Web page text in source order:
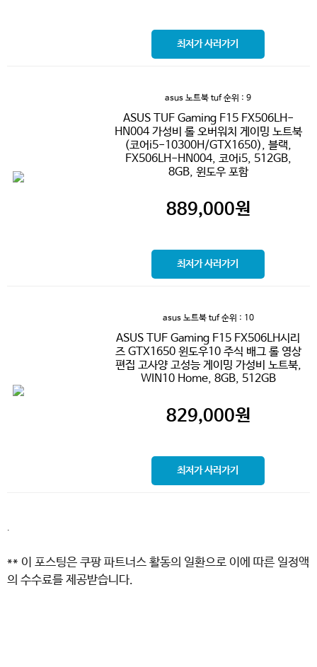
최저가 사러가기
asus 노트북 tuf순위 : 9
ASUS TUF Gaming F15 FX506LH-
HN004 가성비 롤 오버워치 게이밍 노트북
(코어i5-10300H/GTX1650), 블랙,
FX506LH-HN004, 코어i5, 512GB,
8GB, 윈도우 포함
889,000원
최저가 사러가기
asus 노트북 tuf순위 : 10
ASUS TUF Gaming F15 FX506LH시리
즈 GTX1650 윈도우10 주식 배그 롤 영상
편집 고사양 고성능 게이밍 가성비 노트북,
WIN10 Home, 8GB, 512GB
829,000원
최저가 사러가기
.
** 이 포스팅은 쿠팡 파트너스 활동의 일환으로 이에 따른 일정액
의 수수료를 제공받습니다.